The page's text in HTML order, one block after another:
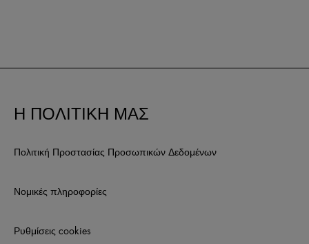
Η ΠΟΛΙΤΙΚΗ ΜΑΣ
Πολιτική Προστασίας Προσωπικών Δεδομένων
Νομικές πληροφορίες
Ρυθμίσεις cookies